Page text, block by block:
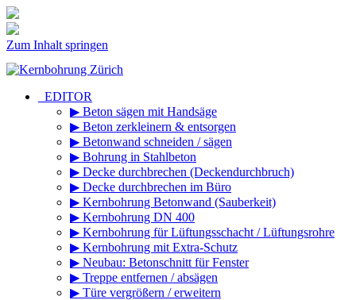
Zum Inhalt springen
_EDITOR
▶ Beton sägen mit Handsäge
▶ Beton zerkleinern & entsorgen
▶ Betonwand schneiden / sägen
▶ Bohrung in Stahlbeton
▶ Decke durchbrechen (Deckendurchbruch)
▶ Decke durchbrechen im Büro
▶ Kernbohrung Betonwand (Sauberkeit)
▶ Kernbohrung DN 400
▶ Kernbohrung für Lüftungsschacht / Lüftungsrohre
▶ Kernbohrung mit Extra-Schutz
▶ Neubau: Betonschnitt für Fenster
▶ Treppe entfernen / absägen
▶ Türe vergrößern / erweitern